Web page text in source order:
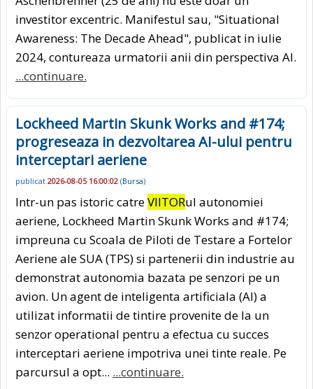
investitor excentric. Manifestul sau, "Situational
Awareness: The Decade Ahead", publicat in iulie
2024, contureaza urmatorii anii din perspectiva AI.
...continuare.
Lockheed Martin Skunk Works and #174;
progreseaza in dezvoltarea AI-ului pentru
interceptari aeriene
publicat 2026-08-05 16:00:02 (Bursa)
Intr-un pas istoric catreVIITORul autonomiei
aeriene, Lockheed Martin Skunk Works and #174;
impreuna cu Scoala de Piloti de Testare a Fortelor
Aeriene ale SUA (TPS) si partenerii din industrie au
demonstrat autonomia bazata pe senzori pe un
avion. Un agent de inteligenta artificiala (AI) a
utilizat informatii de tintire provenite de la un
senzor operational pentru a efectua cu succes
interceptari aeriene impotriva unei tinte reale. Pe
parcursul a opt... ...continuare.